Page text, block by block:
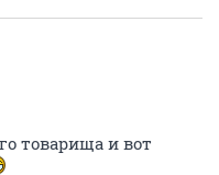
товарища и вот